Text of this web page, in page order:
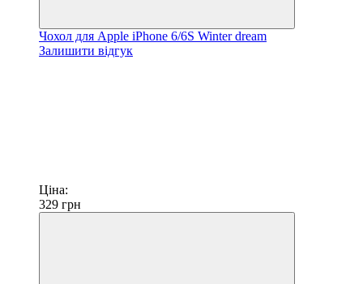
Чохол для Apple iPhone 6/6S Winter dream
Залишити відгук
Ціна:
329 грн